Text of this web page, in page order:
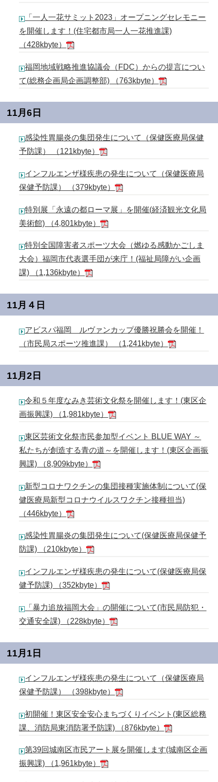
「一人一花サミット2023」オープニングセレモニー
を開催します！(住宅都市局一人一花推進課)
（428kbyte）
福岡地域戦略推進協議会（FDC）からの提言につい
て(総務企画局企画調整部) （763kbyte）
11月6日
感染性胃腸炎の集団発生について（保健医療局保健
予防課） （121kbyte）
インフルエンザ様疾患の発生について（保健医療局
保健予防課） （379kbyte）
特別展「永遠の都ローマ展」を開催(経済観光文化局
美術館) （4,801kbyte）
特別全国障害者スポーツ大会（燃ゆる感動かごしま
大会）福岡市代表選手団が来庁！(福祉局障がい企画
課) （1,136kbyte）
11月４日
アビスパ福岡 ルヴァンカップ優勝祝勝会を開催！
（市民局スポーツ推進課） （1,241kbyte）
11月2日
令和５年度なみき芸術文化祭を開催します！(東区企
画振興課) （1,981kbyte）
東区芸術文化祭市民参加型イベント BLUE WAY ～
私たちが創造する青の道～を開催します！(東区企画振
興課) （8,909kbyte）
新型コロナワクチンの集団接種実施体制について(保
健医療局新型コロナウイルスワクチン接種担当)
（446kbyte）
感染性胃腸炎の集団発生について(保健医療局保健予
防課) （210kbyte）
インフルエンザ様疾患の発生について(保健医療局保
健予防課) （352kbyte）
「暴力追放福岡大会」の開催について(市民局防犯・
交通安全課) （228kbyte）
11月1日
インフルエンザ様疾患の発生について（保健医療局
保健予防課） （398kbyte）
初開催！東区安全安心まちづくりイベント(東区総務
課、消防局東消防署予防課) （876kbyte）
第39回城南区市民アート展を開催します(城南区企画
振興課) （1,961kbyte）